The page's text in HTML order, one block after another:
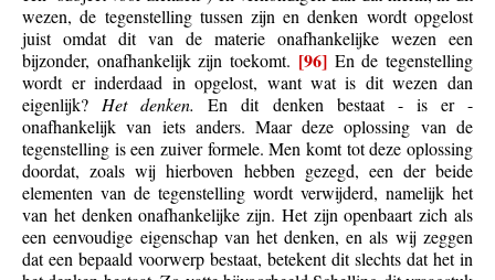
wezen, de tegenstelling tussen zijn en denken wordt opgelost
juist omdat dit van de materie onafhankelijke wezen een
bijzonder, onafhankelijk zijn toekomt. [96]En de tegenstelling
wordt er inderdaad in opgelost, want wat is dit wezen dan
eigenlijk?Het denken.
En dit denken bestaat - is er -
onafhankelijk van iets anders. Maar deze oplossing van de
tegenstelling is een zuiver formele. Men komt tot deze oplossing
doordat, zoals wij hierboven hebben gezegd, een der beide
elementen van de tegenstelling wordt verwijderd, namelijk het
van het denken onafhankelijke zijn. Het zijn openbaart zich als
een eenvoudige eigenschap van het denken, en als wij zeggen
dat een bepaald voorwerp bestaat, betekent dit slechts dat het in